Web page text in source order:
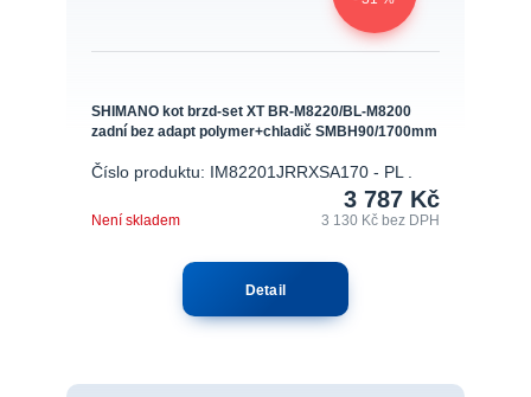
SHIMANO kot brzd-set XT BR-M8220/BL-M8200
zadní bez adapt polymer+chladič SMBH90/1700mm
Číslo produktu: IM82201JRRXSA170 - PL .
3 787 Kč
3 130 Kčbez DPH
Není skladem
Detail